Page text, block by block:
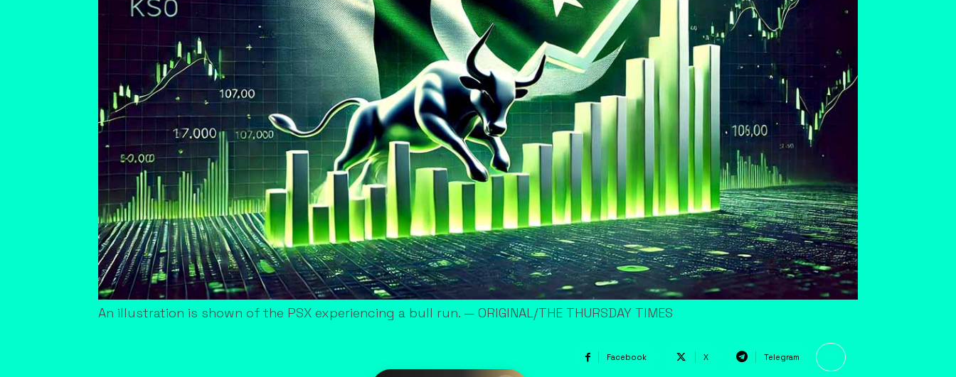
An illustration is shown of the PSX experiencing a bull run. — ORIGINAL/THE THURSDAY TIMES
Facebook X Telegram